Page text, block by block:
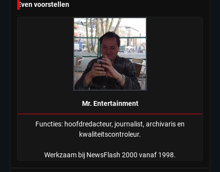
Even voorstellen
Mr. Entertainment
Functies: hoofdredacteur, journalist, archivaris en
kwaliteitscontroleur.
Werkzaam bij NewsFlash 2000 vanaf 1998.